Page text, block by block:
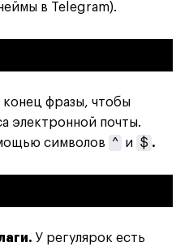
в Telegram).
конец фразы, чтобы
электронной почты.
символов
^ и $ .
У регулярок есть